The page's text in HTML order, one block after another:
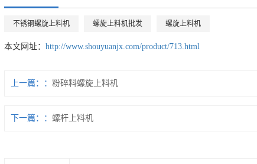
不锈钢螺旋上料机 螺旋上料机批发 螺旋上料机
本文网址： http://www.shouyuanjx.com/product/713.html
上一篇： 粉碎料螺旋上料机
下一篇： 螺杆上料机